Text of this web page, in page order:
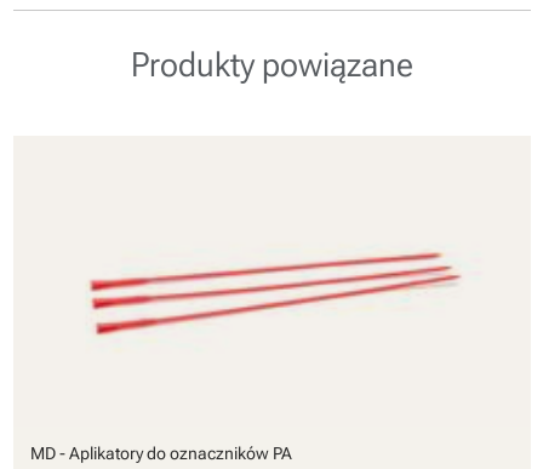
Produkty powiązane
MD - Aplikatory do oznaczników PA